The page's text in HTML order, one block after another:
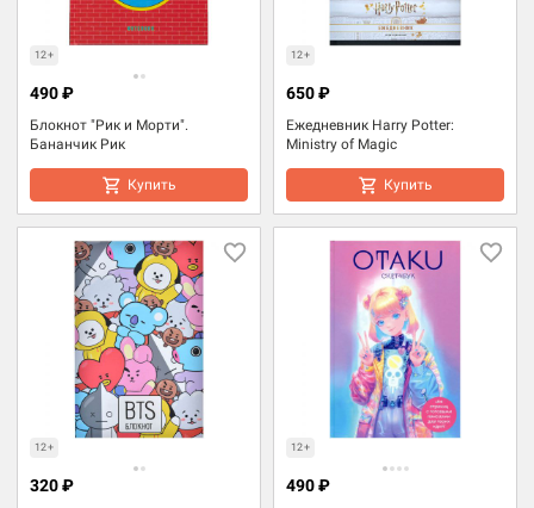
12+
Блокнот "Рик и Морти".
Бананчик Рик
490 ₽
Купить
12+
Ежедневник Harry Potter:
Ministry of Magic
650 ₽
Купить
12+
320 ₽
12+
490 ₽